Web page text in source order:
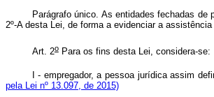
Parágrafo único. As entidades fechadas
2º-A desta Lei, de forma a evidenciar a
Art. 2oPara os fins desta Lei, considera-se:
I - empregador, a pessoa jurídica assim
pela Lei nº 13.097, de 2015)